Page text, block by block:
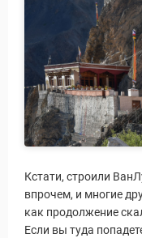
Кстати, строили
впрочем, и многие
как продолжение
Если вы туда